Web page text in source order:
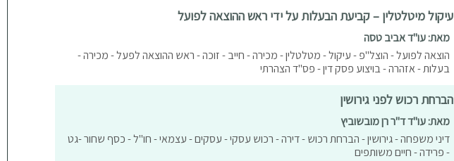
עיקול מיטלטלין – קביעת הבעלות על ידי ראש ההוצאה לפועל
מאת: עו"ד אביב טסה
הוצאה לפועל - הוצל"פ - עיקול - מטלטלין - מכירה - חייב - זוכה - ראש ההוצאה לפעל - מכירה -
בעלות - אזהרה - בויצוע פסק דין - פס"ד הצהרתי
הברחת רכוש לפני גירושין
מאת: עו"ד ד"ר רן מובשוביץ
דיני משפחה - גירושין - הברחת רכוש - דירה - רכוש עסקי - עסקים - עצמאי - חו"ל - כסף שחור -גט
- פרידה - חיים משותפים